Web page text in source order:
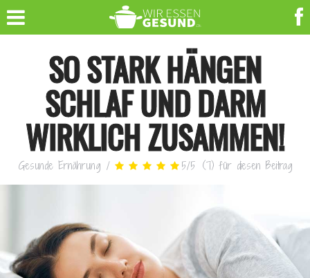
SO STARK HÄNGEN
SCHLAF UND DARM
WIRKLICH ZUSAMMEN!
Gesunde Ernährung / 5/5 (7) für diesen Beitrag